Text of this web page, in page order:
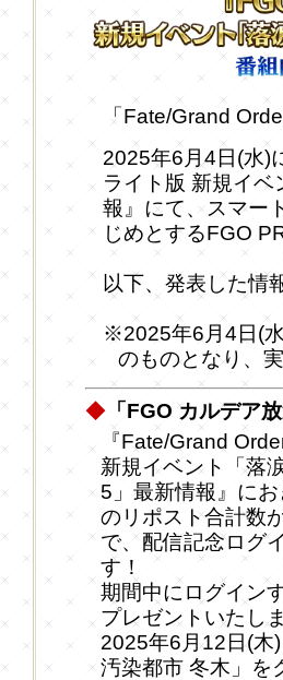
「Fate/Grand
2025年6月4日(水)
ライト版 新規イ
報』にて、スマー
じめとするFGO
以下、発表した情
※2025年6月4日(
のものとなり、
◆ 「FGO カルデア
『Fate/Grand
新規イベント「落
5」最新情報』に
のリポスト合計数
で、配信記念ログ
す！
期間中にログイン
プレゼントいたし
2025年6月12日(木
汚染都市 冬木」を